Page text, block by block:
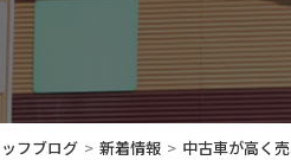
フブログ 新着情報 中古車が高く